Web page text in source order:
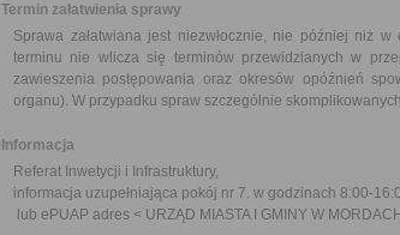
Termin załatwienia sprawy
Sprawa załatwiana jest niezwłocznie, nie później niż
terminu nie wlicza się terminów przewidzianych w
zawieszenia postępowania oraz okresów opóźnień
organu). W przypadku spraw szczególnie
Informacja
Referat Inwetycji i Infrastruktury,
informacja uzupełniająca pokój nr 7. w godzinach 8:00-
lub ePUAP adres < URZĄD MIASTA I GMINY W MORDACH